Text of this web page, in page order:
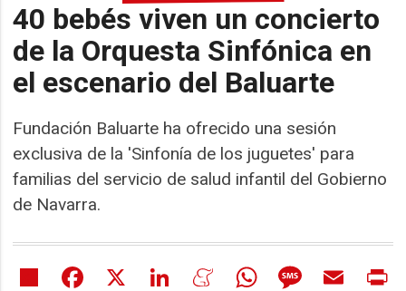
40 bebés viven un concierto
de la Orquesta Sinfónica en
el escenario del Baluarte
Fundación Baluarte ha ofrecido una sesión
exclusiva de la 'Sinfonía de los juguetes' para
familias del servicio de salud infantil del Gobierno
de Navarra.
Share Facebook LinkedIn MeneameWhatsAppMessageEmail